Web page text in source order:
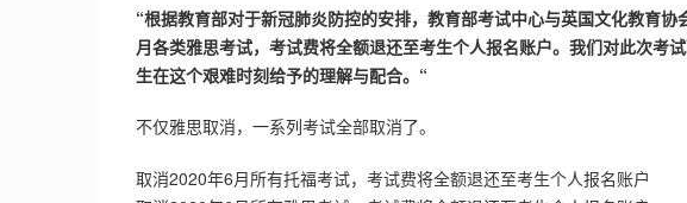
“根据教育部对于新冠肺炎防控的安排，教育部考试中心与英国文化教育
月各类雅思考试，考试费将全额退还至考生个人报名账户。我们对此次考
生在这个艰难时刻给予的理解与配合。“
不仅雅思取消，一系列考试全部取消了。
取消2020年6月所有托福考试，考试费将全额退还至考生个人报名账户